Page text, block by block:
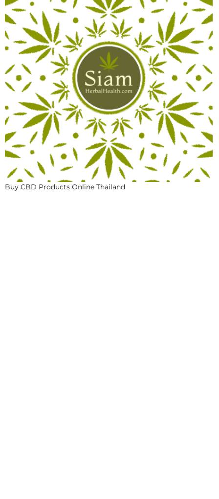
Buy CBD Products Online Thailand